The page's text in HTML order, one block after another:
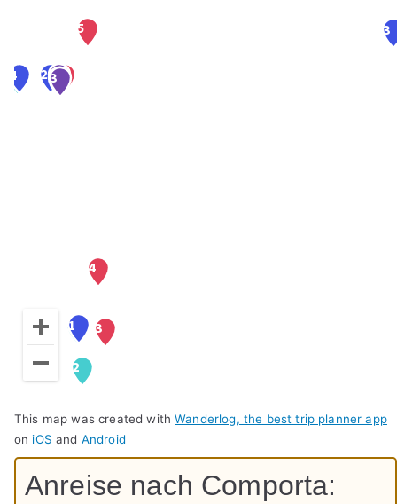
This map was created withWanderlog, the best trip planner app
on iOS and Android
Anreise nach Comporta: